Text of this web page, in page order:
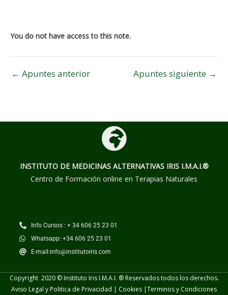
You do not have access to this note.
entradas
← Apuntes anterior Apuntes siguiente →
INSTITUTO DE MEDICINAS ALTERNATIVAS IRIS I.M.A.I.®
Centro de Formación online en Terapias Naturales
Info Cursos : + 34 606 25 23 01
Whatsapp: +34 606 25 23 01
E-mail:info@institutoiris.com
Copyright 2020 © Instituto Iris I.M.A.I. ® Reservados todos los derechos.
Aviso Legal y Politica de Privacidad | Cookies |Terminos y Condiciones